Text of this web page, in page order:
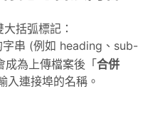
括弧標記：
字串 (例如 heading、sub-
為上傳檔案後「合併
入連接埠的名稱。